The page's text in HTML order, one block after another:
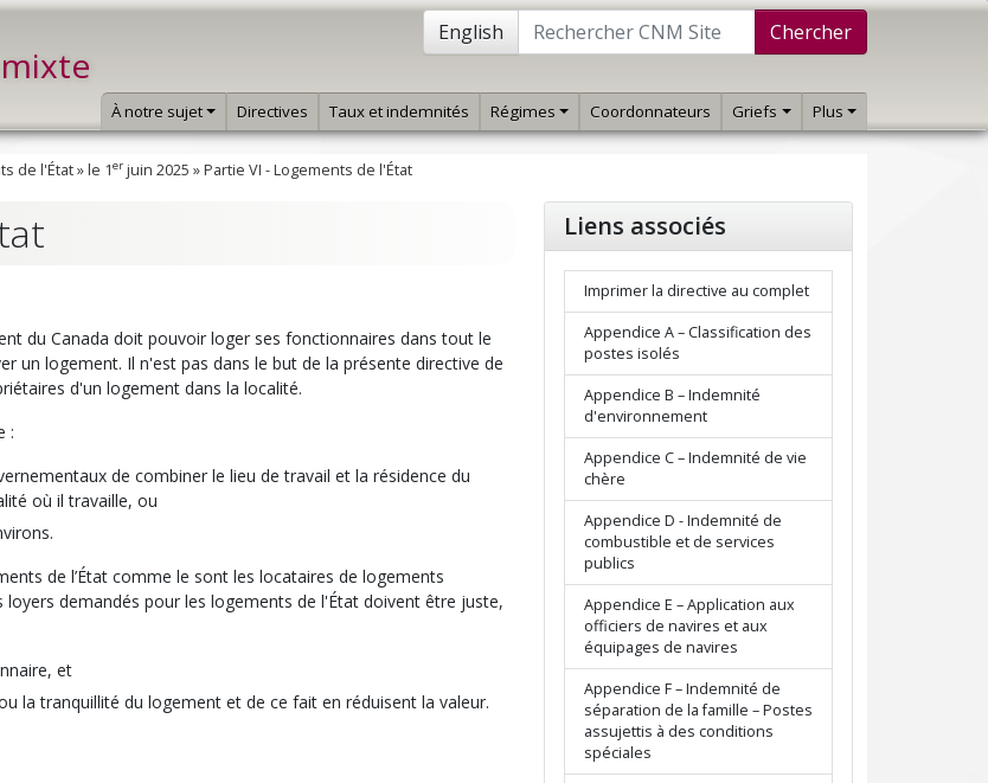
English Chercher
À notre sujet Directives Taux et indemnités Régimes Coordonnateurs Griefs Plus
de l'État»le 1er juin 2025 »Partie VI - Logements de l'État
du Canada doit pouvoir loger ses fonctionnaires dans tout le
un logement. Il n'est pas dans le but de la présente directive de
d'un logement dans la localité.
:
de combiner le lieu de travail et la résidence du
où il travaille, ou
de l’État comme le sont les locataires de logements
demandés pour les logements de l'État doivent être juste,
et
la tranquillité du logement et de ce fait en réduisent la valeur.
Liens associés
Imprimer la directive au complet
Appendice A – Classification des
postes isolés
Appendice B – Indemnité
d'environnement
Appendice C – Indemnité de vie
chère
Appendice D - Indemnité de
combustible et de services
publics
Appendice E – Application aux
officiers de navires et aux
équipages de navires
Appendice F – Indemnité de
séparation de la famille – Postes
assujettis à des conditions
spéciales